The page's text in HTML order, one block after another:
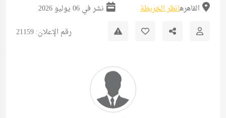
القاهرهانظر الخريطة
نشر في 06 يوليو 2026
رقم الإعلان: 21159